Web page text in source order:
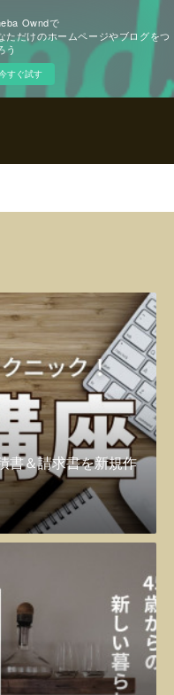
Owndで
ただけのホームページやブログをつ
う
すぐ試す
書＆請求書を新規作